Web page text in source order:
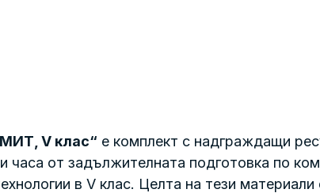
V клас“ e комплект с надграждащи
часа от задължителната подготовка по
в V клас. Целта на тези материали